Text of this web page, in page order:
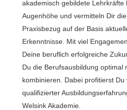
akademisch gebildete Lehrkräfte
Augenhöhe und vermitteln Dir
Praxisbezug auf der Basis
Erkenntnisse. Mit viel
Deine beruflich erfolgreiche
Du die Berufsausbildung optimal
kombinieren. Dabei profitierst
qualifizierter
Welsink Akademie.